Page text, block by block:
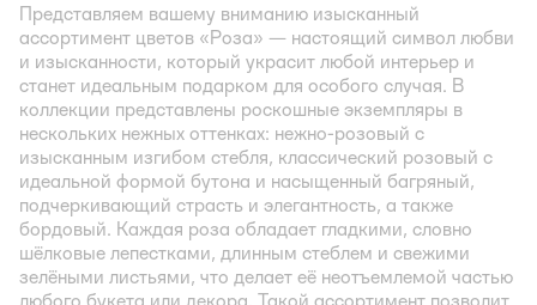
Представляем вашему вниманию изысканный
ассортимент цветов «Роза» — настоящий символ любви
и изысканности, который украсит любой интерьер и
станет идеальным подарком для особого случая. В
коллекции представлены роскошные экземпляры в
нескольких нежных оттенках: нежно-розовый с
изысканным изгибом стебля, классический розовый с
идеальной формой бутона и насыщенный багряный,
подчеркивающий страсть и элегантность, а также
бордовый. Каждая роза обладает гладкими, словно
шёлковые лепестками, длинным стеблем и свежими
зелёными листьями, что делает её неотъемлемой частью